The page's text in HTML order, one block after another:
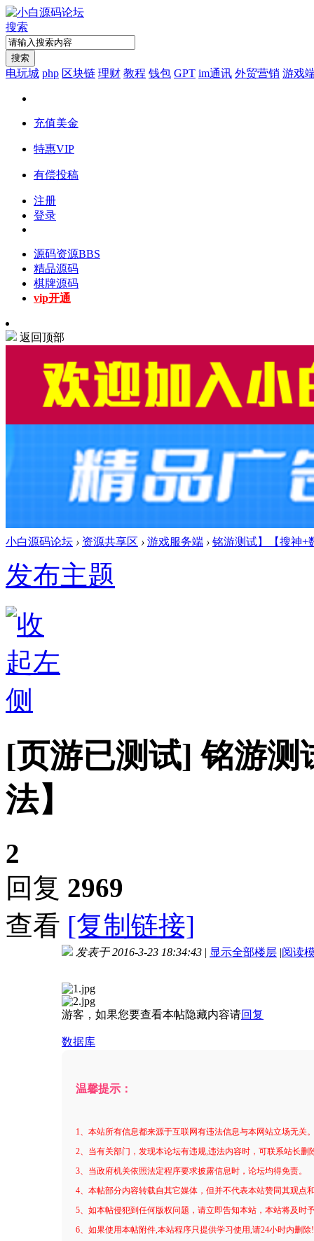
搜索
搜索
电玩城 php 区块链 理财 教程 钱包 GPT im通讯 外贸营销 游戏
充值美金
特惠VIP
有偿投稿
注册
登录
源码资源BBS
精品源码
棋牌源码
vip开通
返回顶部
小白源码论坛 › 资源共享区 › 游戏服务端 › 铭游测试】【搜神+
发布主题
[页游已测试]铭游测
法】
2
回复 2969
查看 [复制链接]
发表于 2016-3-23 18:34:43 | 显示全部楼层 |阅读
游客，如果您要查看本帖隐藏内容请回复
数据库
温馨提示：
1、本站所有信息都来源于互联网有违法信息与本网站立场无关
2、当有关部门，发现本论坛有违规,违法内容时，可联系站长删
3、当政府机关依照法定程序要求披露信息时，论坛均得免责。
4、本帖部分内容转载自其它媒体，但并不代表本站赞同其观点
5、如本帖侵犯到任何版权问题，请立即告知本站，本站将及时
6、如果使用本帖附件,本站程序只提供学习使用,请24小时内删